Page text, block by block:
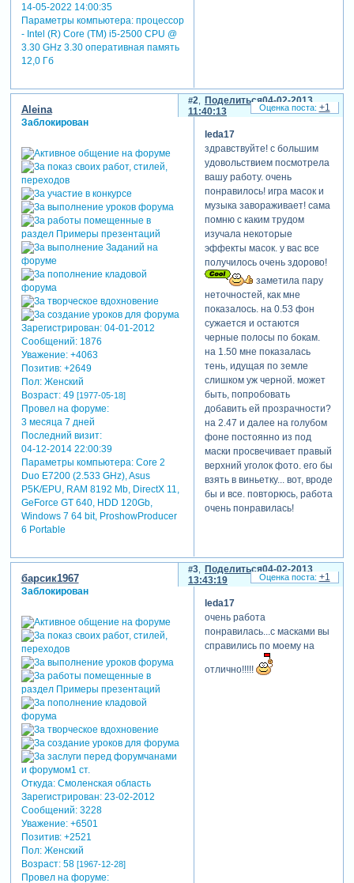
14-05-2022 14:00:35
Параметры компьютера:процессор
- Intel (R) Core (TM) i5-2500 CPU @
3.30 GHz 3.30 оперативная память
12,0 Гб
Поделиться
2
04-02-2013
11:40:13
Aleina
Заблокирован
Зарегистрирован: 04-01-2012
Сообщений:1876
Уважение: +4063
Позитив: +2649
Пол:Женский
Возраст:49 [1977-05-18]
Провел на форуме:
3 месяца 7 дней
Последний визит:
04-12-2014 22:00:39
Параметры компьютера:Core 2
Duo E7200 (2.533 GHz), Asus
P5K/EPU, RAM 8192 Mb, DirectX 11,
GeForce GT 640, HDD 120Gb,
Windows 7 64 bit, ProshowProducer
6 Portable
leda17
здравствуйте! с большим
удовольствием посмотрела
вашу работу. очень
понравилось! игра масок и
музыка завораживает! сама
помню с каким трудом
изучала некоторые
эффекты масок. у вас все
получилось очень здорово!
заметила пару
неточностей, как мне
показалось. на 0.53 фон
сужается и остаются
черные полосы по бокам.
на 1.50 мне показалась
тень, идущая по земле
слишком уж черной. может
быть, попробовать
добавить ей прозрачности?
на 2.47 и далее на голубом
фоне постоянно из под
маски просвечивает правый
верхний уголок фото. его бы
взять в виньетку... вот, вроде
бы и все. повторюсь, работа
очень понравилась!
+1
Поделиться
3
04-02-2013
13:43:19
барсик1967
Заблокирован
Откуда:Смоленская область
Зарегистрирован: 23-02-2012
Сообщений:3228
Уважение: +6501
Позитив: +2521
Пол:Женский
Возраст:58 [1967-12-28]
Провел на форуме:
leda17
очень работа
понравилась...с масками вы
справились по моему на
отлично!!!!!
+1